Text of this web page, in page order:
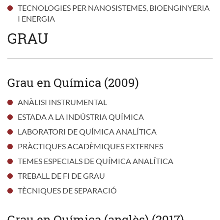
TECNOLOGIES PER NANOSISTEMES, BIOENGINYERIA
I ENERGIA
GRAU
Grau en Química (2009)
ANÀLISI INSTRUMENTAL
ESTADA A LA INDÚSTRIA QUÍMICA
LABORATORI DE QUÍMICA ANALÍTICA
PRÀCTIQUES ACADÈMIQUES EXTERNES
TEMES ESPECIALS DE QUÍMICA ANALÍTICA
TREBALL DE FI DE GRAU
TÈCNIQUES DE SEPARACIÓ